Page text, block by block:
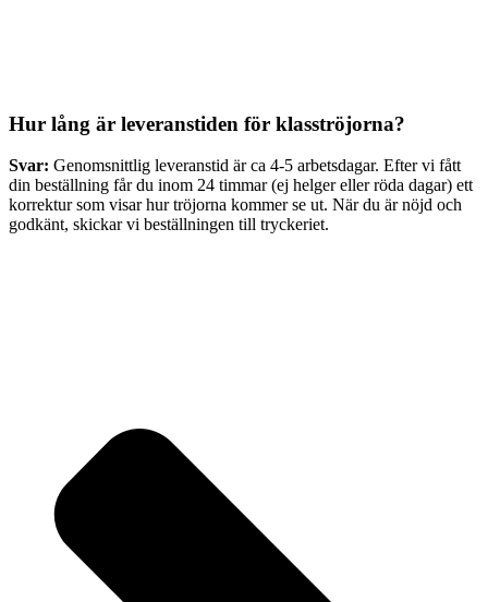
Hur lång är leveranstiden för klasströjorna?
Svar: Genomsnittlig leveranstid är ca 4-5 arbetsdagar. Efter vi fått
din beställning får du inom 24 timmar (ej helger eller röda dagar) ett
korrektur som visar hur tröjorna kommer se ut. När du är nöjd och
godkänt, skickar vi beställningen till tryckeriet.